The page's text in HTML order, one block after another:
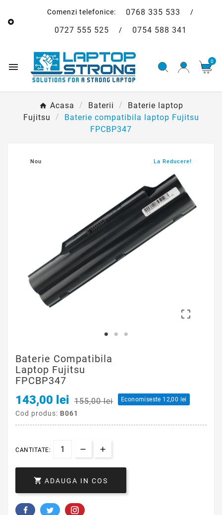

Comenzi telefonice: 0768 335 533
0727 555 525 / 0754 588 341
 0
Acasa Baterii
Baterie laptop
Fujitsu
Baterie compatibila laptop Fujitsu
FPCBP347
Nou La Reducere!

Baterie Compatibila
Laptop Fujitsu
FPCBP347
143,00 lei 155,00 lei Economiseste 12,00 lei
Cod produs: B061
CANTITATE:
 ADAUGA IN COS